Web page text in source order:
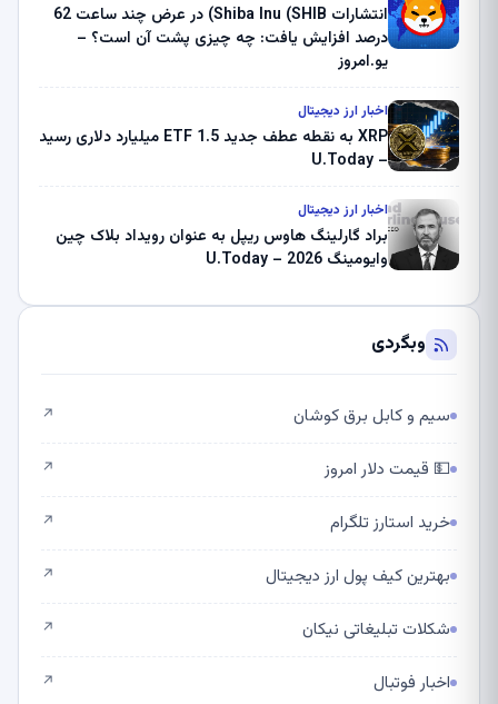
انتشارات Shiba Inu (SHIB) در عرض چند ساعت 62
درصد افزایش یافت: چه چیزی پشت آن است؟ –
یو.امروز
اخبار ارز دیجیتال
XRP به نقطه عطف جدید ETF 1.5 میلیارد دلاری رسید
– U.Today
اخبار ارز دیجیتال
براد گارلینگ هاوس ریپل به عنوان رویداد بلاک چین
وایومینگ 2026 – U.Today
وبگردی
سیم و کابل برق کوشان ↗
💵 قیمت دلار امروز ↗
خرید استارز تلگرام ↗
بهترین کیف پول ارز دیجیتال ↗
شکلات تبلیغاتی نیکان ↗
اخبار فوتبال ↗